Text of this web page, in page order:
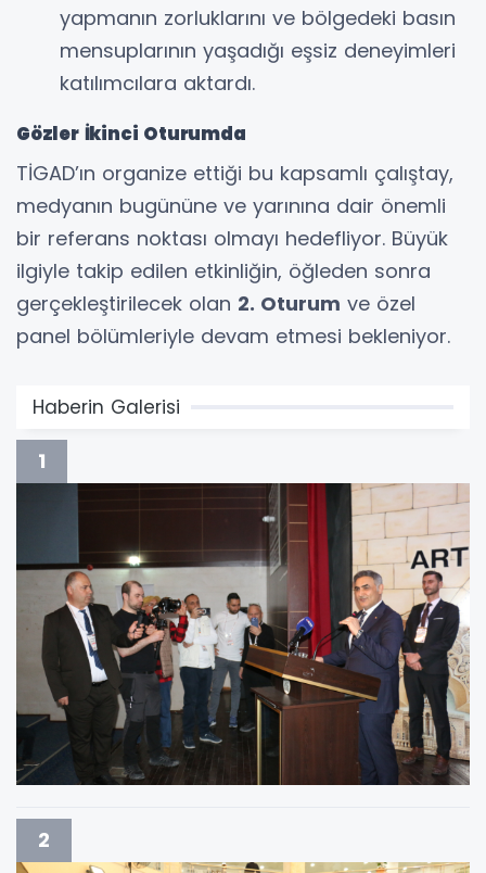
yapmanın zorluklarını ve bölgedeki basın
mensuplarının yaşadığı eşsiz deneyimleri
katılımcılara aktardı.
Gözler İkinci Oturumda
​TİGAD’ın organize ettiği bu kapsamlı çalıştay,
medyanın bugününe ve yarınına dair önemli
bir referans noktası olmayı hedefliyor. Büyük
ilgiyle takip edilen etkinliğin, öğleden sonra
gerçekleştirilecek olan 2. Oturum ve özel
panel bölümleriyle devam etmesi bekleniyor.
Haberin Galerisi
1
2